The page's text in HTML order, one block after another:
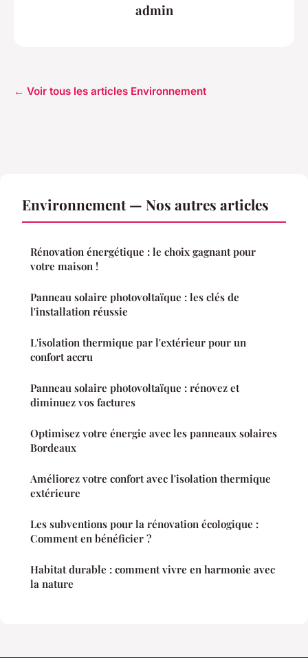
admin
← Voir tous les articles Environnement
Environnement — Nos autres articles
Rénovation énergétique : le choix gagnant pour
votre maison !
Panneau solaire photovoltaïque : les clés de
l'installation réussie
L'isolation thermique par l'extérieur pour un
confort accru
Panneau solaire photovoltaïque : rénovez et
diminuez vos factures
Optimisez votre énergie avec les panneaux solaires
Bordeaux
Améliorez votre confort avec l'isolation thermique
extérieure
Les subventions pour la rénovation écologique :
Comment en bénéficier ?
Habitat durable : comment vivre en harmonie avec
la nature